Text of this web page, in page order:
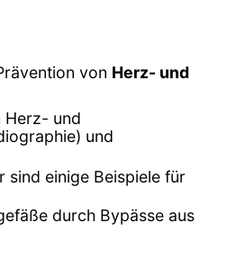
von Herz- und
Herz- und
und
sind einige Beispiele für
durch Bypässe aus